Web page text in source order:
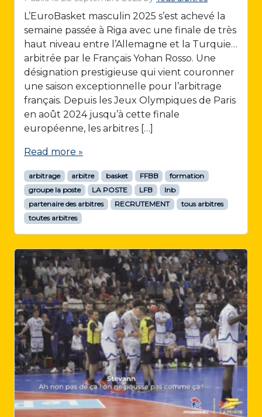
L’EuroBasket masculin 2025 s’est achevé la
semaine passée à Riga avec une finale de très
haut niveau entre l’Allemagne et la Turquie…
arbitrée par le Français Yohan Rosso. Une
désignation prestigieuse qui vient couronner
une saison exceptionnelle pour l’arbitrage
français. Depuis les Jeux Olympiques de Paris
en août 2024 jusqu’à cette finale
européenne, les arbitres […]
Read more »
arbitrage arbitre basket FFBB
formation
groupe la poste
LA POSTE LFB
lnb
partenaire des arbitres
RECRUTEMENT
tous arbitres
toutes arbitres